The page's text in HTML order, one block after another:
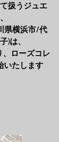
扱うジュエ
県横浜市/代
)は、
、ローズコレ
いたします